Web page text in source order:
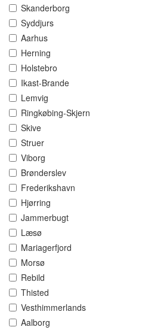
Skanderborg
Syddjurs
Aarhus
Herning
Holstebro
Ikast-Brande
Lemvig
Ringkøbing-Skjern
Skive
Struer
Viborg
Brønderslev
Frederikshavn
Hjørring
Jammerbugt
Læsø
Mariagerfjord
Morsø
Rebild
Thisted
Vesthimmerlands
Aalborg